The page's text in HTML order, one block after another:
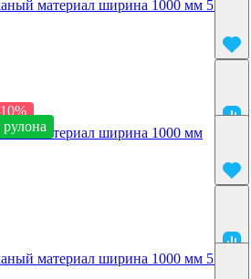
материал ширина 1000 мм 5 м2
материал ширина 1000 мм
материал ширина 1000 мм 5 м2